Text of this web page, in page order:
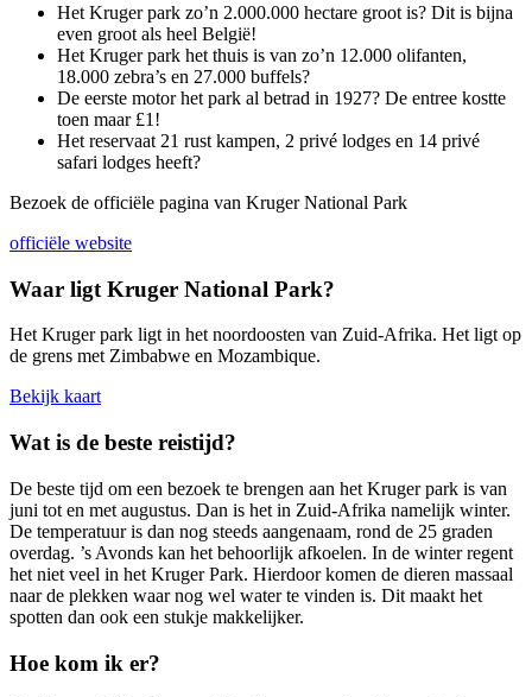
Het Kruger park zo’n 2.000.000 hectare groot is? Dit is bijna
even groot als heel België!
Het Kruger park het thuis is van zo’n 12.000 olifanten,
18.000 zebra’s en 27.000 buffels?
De eerste motor het park al betrad in 1927? De entree kostte
toen maar £1!
Het reservaat 21 rust kampen, 2 privé lodges en 14 privé
safari lodges heeft?
Bezoek de officiële pagina van Kruger National Park
officiële website
Waar ligt Kruger National Park?
Het Kruger park ligt in het noordoosten van Zuid-Afrika. Het ligt op
de grens met Zimbabwe en Mozambique.
Bekijk kaart
Wat is de beste reistijd?
De beste tijd om een bezoek te brengen aan het Kruger park is van
juni tot en met augustus. Dan is het in Zuid-Afrika namelijk winter.
De temperatuur is dan nog steeds aangenaam, rond de 25 graden
overdag. ’s Avonds kan het behoorlijk afkoelen. In de winter regent
het niet veel in het Kruger Park. Hierdoor komen de dieren massaal
naar de plekken waar nog wel water te vinden is. Dit maakt het
spotten dan ook een stukje makkelijker.
Hoe kom ik er?